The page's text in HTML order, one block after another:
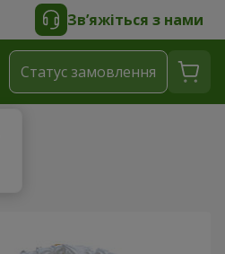
Зв’яжіться з нами
Статус замовлення